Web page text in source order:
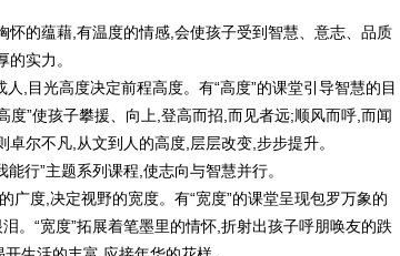
的蕴藉,有温度的情感,会使孩子受到智慧、意志、品质
实力。
目光高度决定前程高度。有“高度”的课堂引导智慧的目
度”使孩子攀援、向上,登高而招,而见者远;顺风而呼,而闻
尔不凡,从文到人的高度,层层改变,步步提升。
行”主题系列课程,使志向与智慧并行。
度,决定视野的宽度。有“宽度”的课堂呈现包罗万象的
。“宽度”拓展着笔墨里的情怀,折射出孩子呼朋唤友的跌